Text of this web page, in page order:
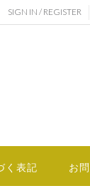
SIGN IN / REGISTER
く表記 お